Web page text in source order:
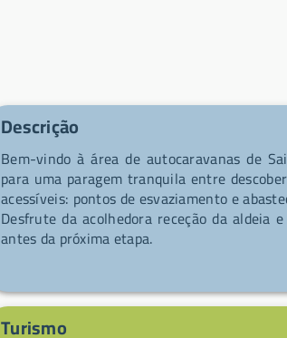
Descrição
Bem-vindo à área de autocaravanas de
para uma paragem tranquila entre
acessíveis: pontos de esvaziamento e
Desfrute da acolhedora receção da aldeia
antes da próxima etapa.
Turismo